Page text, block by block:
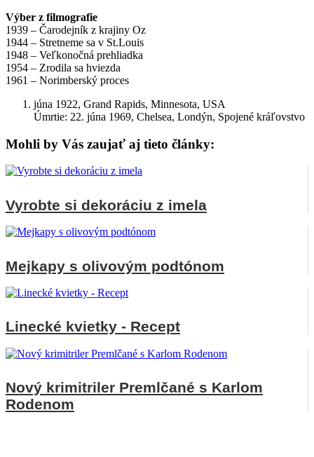
Výber z filmografie
1939 – Čarodejník z krajiny Oz
1944 – Stretneme sa v St.Louis
1948 – Veľkonočná prehliadka
1954 – Zrodila sa hviezda
1961 – Norimberský proces
júna 1922, Grand Rapids, Minnesota, USA
Úmrtie: 22. júna 1969, Chelsea, Londýn, Spojené kráľovstvo
Mohli by Vás zaujať aj tieto články:
Vyrobte si dekoráciu z imela
Mejkapy s olivovým podtónom
Linecké kvietky - Recept
Nový krimitriler Premlčané s Karlom
Rodenom